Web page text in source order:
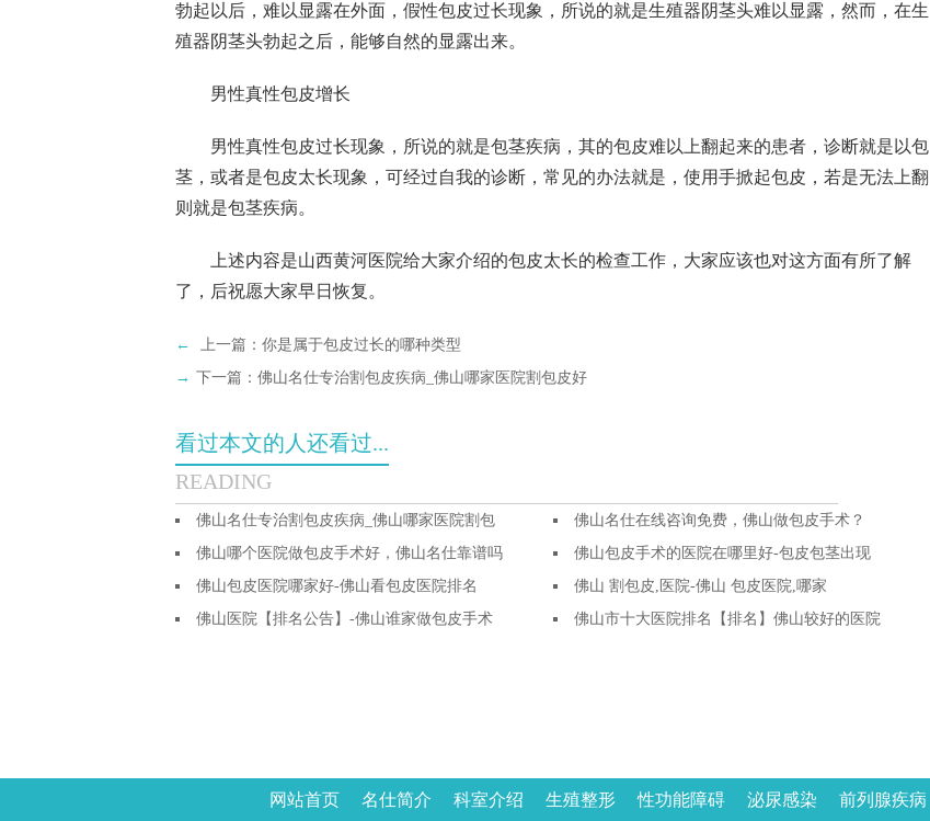
勃起以后，难以显露在外面，假性包皮过长现象，所说的就是生殖器阴茎头难以显露，然而，在生
殖器阴茎头勃起之后，能够自然的显露出来。
男性真性包皮增长
男性真性包皮过长现象，所说的就是包茎疾病，其的包皮难以上翻起来的患者，诊断就是以包
茎，或者是包皮太长现象，可经过自我的诊断，常见的办法就是，使用手掀起包皮，若是无法上翻
则就是包茎疾病。
上述内容是山西黄河医院给大家介绍的包皮太长的检查工作，大家应该也对这方面有所了解
了，后祝愿大家早日恢复。
← 上一篇： 你是属于包皮过长的哪种类型
→ 下一篇： 佛山名仕专治割包皮疾病_佛山哪家医院割包皮好
看过本文的人还看过...
READING
佛山名仕专治割包皮疾病_佛山哪家医院割包
佛山名仕在线咨询免费，佛山做包皮手术？
佛山哪个医院做包皮手术好，佛山名仕靠谱吗
佛山包皮手术的医院在哪里好-包皮包茎出现
佛山包皮医院哪家好-佛山看包皮医院排名
佛山 割包皮,医院-佛山 包皮医院,哪家
佛山医院【排名公告】-佛山谁家做包皮手术
佛山市十大医院排名【排名】佛山较好的医院
网站首页 名仕简介 科室介绍 生殖整形 性功能障碍 泌尿感染 前列腺疾病